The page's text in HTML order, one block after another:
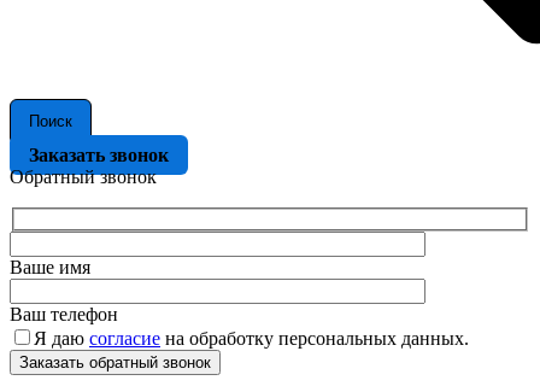
Поиск
Заказать звонок
Обратный звонок
Ваше имя
Ваш телефон
Я даю согласие на обработку персональных данных.